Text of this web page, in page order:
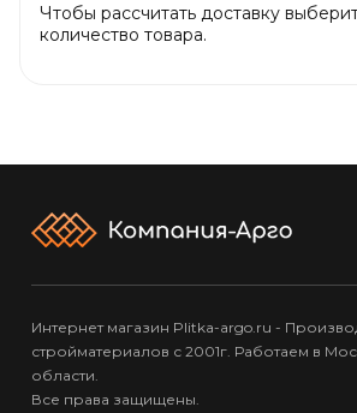
Чтобы рассчитать доставку
количество товара.
Интернет магазин Plitka-argo.ru -
стройматериалов с 2001г. Работаем в
области.
Все права защищены.